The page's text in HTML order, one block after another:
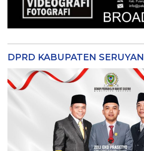
DPRD KABUPATEN SERUYAN